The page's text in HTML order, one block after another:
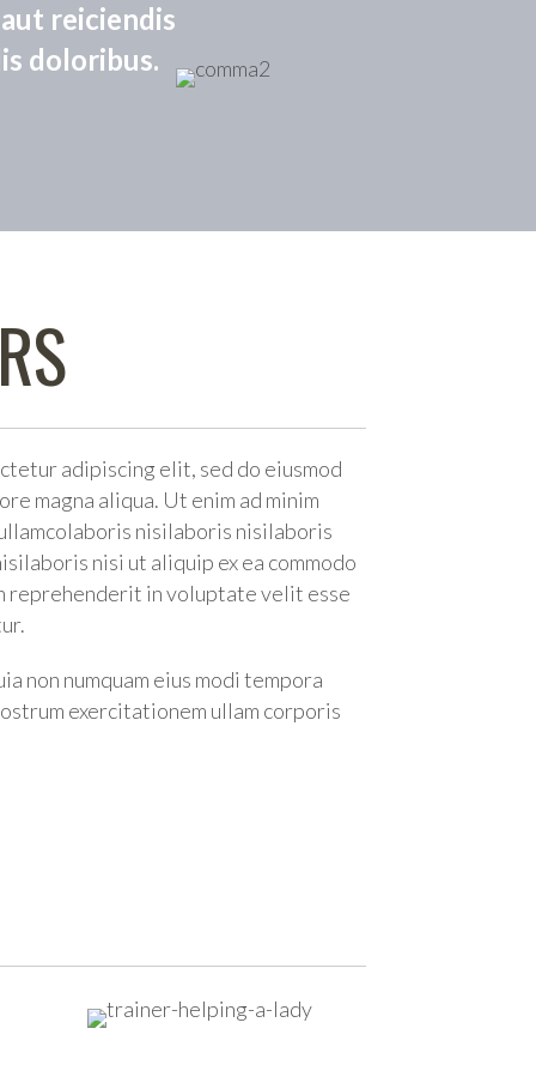
reiciendis
doloribus.
adipiscing elit, sed do eiusmod
magna aliqua. Ut enim ad minim
nisilaboris nisilaboris
nisi ut aliquip ex ea commodo
reprehenderit in voluptate velit esse
non numquam eius modi tempora
exercitationem ullam corporis